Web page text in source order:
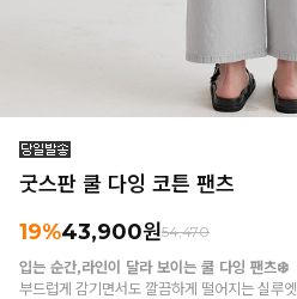
굿스판 쿨 다잉 코튼 팬츠
19%43,900원54,470
입는 순간,라인이 달라 보이는 쿨 다잉 팬츠❄️
부드럽게 감기면서도 깔끔하게 떨어지는 실루엣